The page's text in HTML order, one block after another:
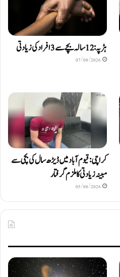
ہڑپہ: 12 سالہ بچے سے 3 افراد کی زیادتی
07/08/2026
کراچی: قیوم آباد میں ڈیڑھ سال کی بچی سے
مبینہ زیادتی کا ملزم گرفتار
05/08/2026